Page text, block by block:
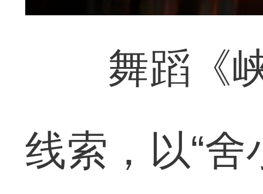
舞蹈《峡
线索，以“